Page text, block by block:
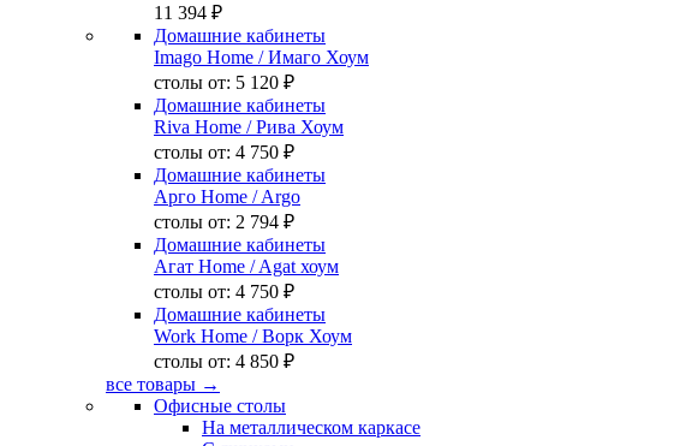
11 394 ₽
Домашние кабинеты
Imago Home / Имаго Хоум
столы от: 5 120 ₽
Домашние кабинеты
Riva Home / Рива Хоум
столы от: 4 750 ₽
Домашние кабинеты
Арго Home / Argo
столы от: 2 794 ₽
Домашние кабинеты
Агат Home / Agat хоум
столы от: 4 750 ₽
Домашние кабинеты
Work Home / Ворк Хоум
столы от: 4 850 ₽
все товары →
Офисные столы
На металлическом каркасе